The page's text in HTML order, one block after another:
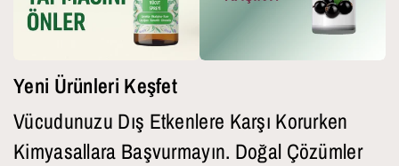
Yeni Ürünleri Keşfet
Vücudunuzu Dış Etkenlere Karşı Korurken
Kimyasallara Başvurmayın. Doğal Çözümler